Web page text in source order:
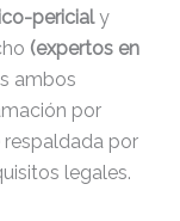
pericialy
(expertos en
ambos
por
por
legales.